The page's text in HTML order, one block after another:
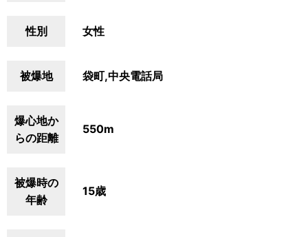
性別 女性
被爆地 袋町,中央電話局
爆心地か
らの距離
550m
被爆時の
年齢
15歳